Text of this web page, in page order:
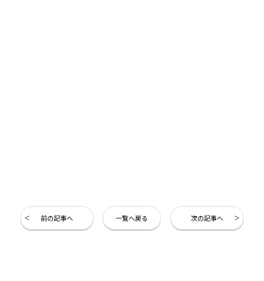
前の記事へ 一覧へ戻る 次の記事へ